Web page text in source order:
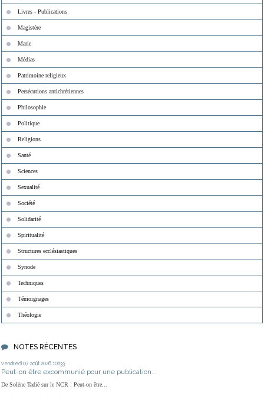
Livres - Publications
Magistère
Marie
Médias
Patrimoine religieux
Persécutions antichrétiennes
Philosophie
Politique
Religions
Santé
Sciences
Sexualité
Société
Solidarité
Spiritualité
Structures ecclésiastiques
Synode
Techniques
Témoignages
Théologie
NOTES RÉCENTES
vendredi 07 août 2026 10h33
Peut-on être excommunié pour une publication...
De Solène Tadié sur le NCR : Peut-on être...